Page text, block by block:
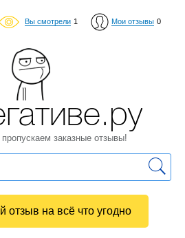
Вы смотрели 1 Мои отзывы 0
заказные отзывы!
отзыв на всё что угодно